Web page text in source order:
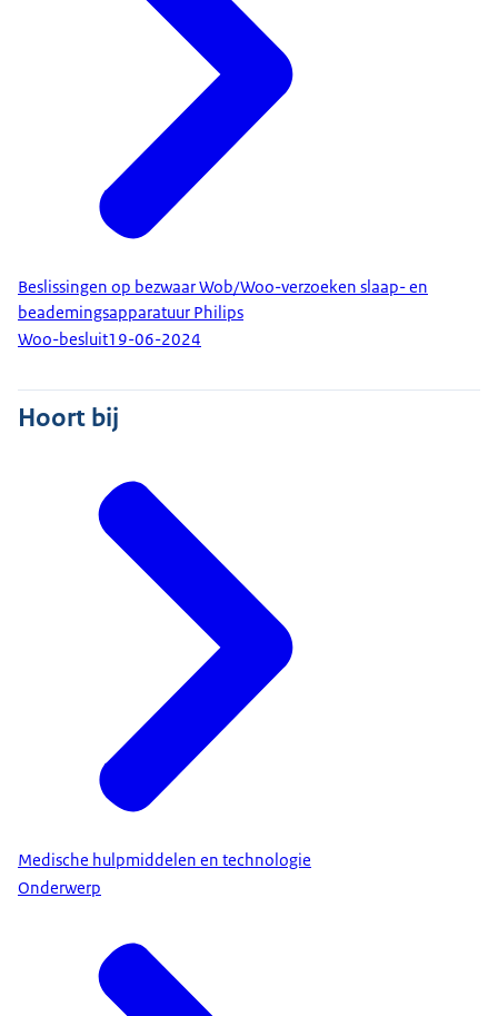
Beslissingen op bezwaar Wob/Woo-verzoeken slaap- en
beademingsapparatuur Philips
Woo-besluit19-06-2024
Hoort bij
Medische hulpmiddelen en technologie
Onderwerp